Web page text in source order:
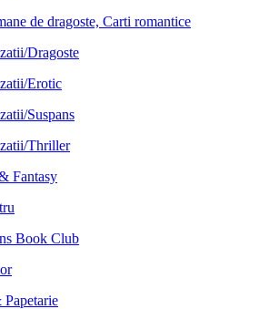
de dragoste, Carti romantice
Dragoste
Erotic
Suspans
Thriller
Fantasy
Book Club